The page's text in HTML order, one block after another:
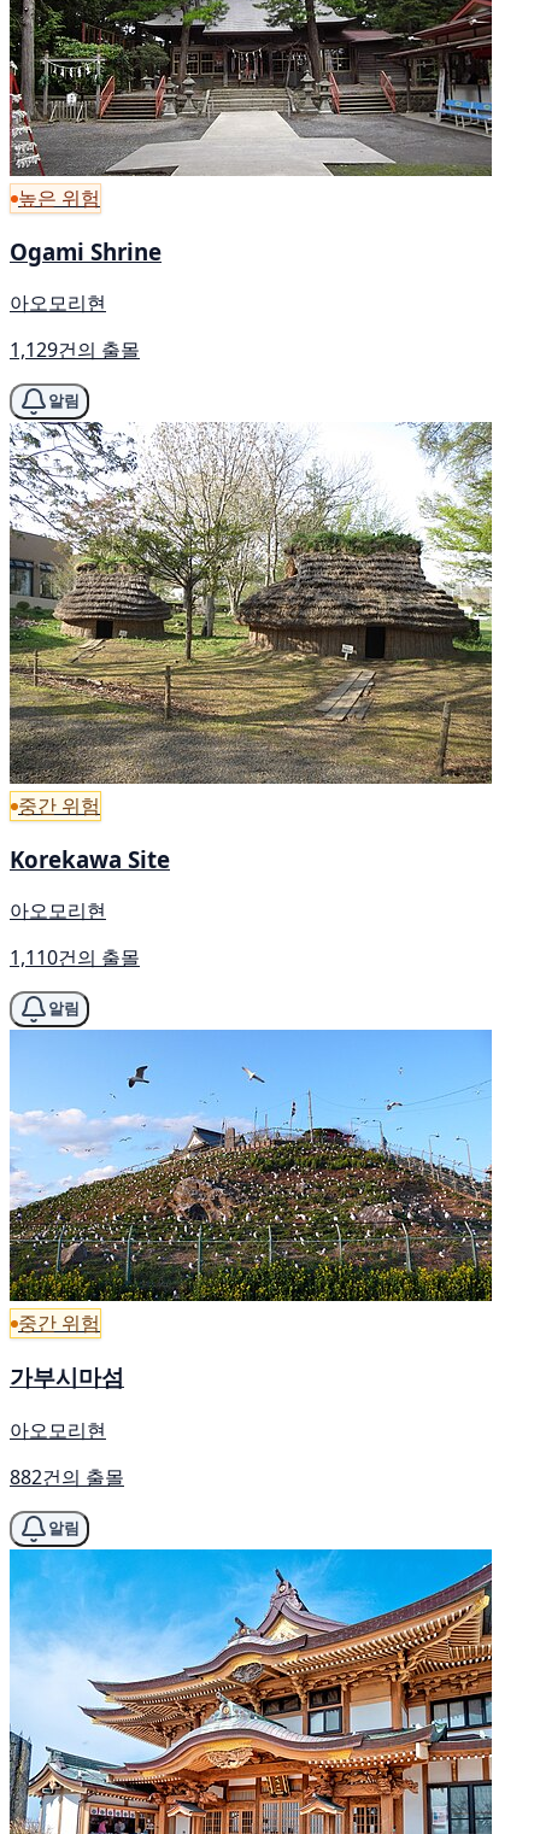
높은 위험
Ogami Shrine
아오모리현
1,129건의 출몰
알림
중간 위험
Korekawa Site
아오모리현
1,110건의 출몰
알림
중간 위험
가부시마섬
아오모리현
882건의 출몰
알림